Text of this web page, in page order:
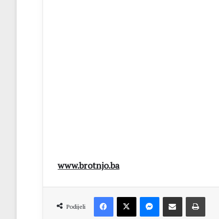
www.brotnjo.ba
Podijeli
Facebook
X MessengerDijeli putem Emaila